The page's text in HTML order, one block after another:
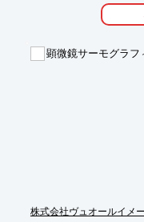
顕微鏡サーモグラフ
株式会社ヴュオールイメ